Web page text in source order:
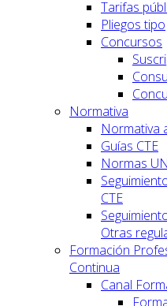
Tarifas
Pliegos tipo
Concursos
Normativa
Normativa
Guías CTE
Normas
CTE
Otras
Formación
Continua
Canal